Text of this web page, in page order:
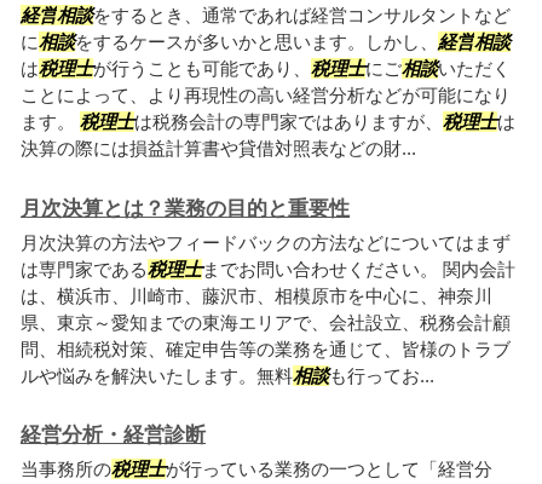
経営相談をするとき、通常であれば経営コンサルタントなど
に相談をするケースが多いかと思います。しかし、 経営相談
は税理士が行うことも可能であり、 税理士にご相談いただく
ことによって、より再現性の高い経営分析などが可能になり
ます。 税理士は税務会計の専門家ではありますが、 税理士は
決算の際には損益計算書や貸借対照表などの財...
月次決算とは？業務の目的と重要性
月次決算の方法やフィードバックの方法などについてはまず
は専門家である税理士までお問い合わせください。 関内会計
は、横浜市、川崎市、藤沢市、相模原市を中心に、神奈川
県、東京～愛知までの東海エリアで、会社設立、税務会計顧
問、相続税対策、確定申告等の業務を通じて、皆様のトラブ
ルや悩みを解決いたします。無料相談も行ってお...
経営分析・経営診断
当事務所の税理士が行っている業務の一つとして「経営分